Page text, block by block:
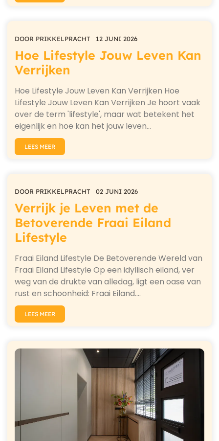
DOOR PRIKKELPRACHT 12 JUNI 2026
Hoe Lifestyle Jouw Leven Kan
Verrijken
Hoe Lifestyle Jouw Leven Kan Verrijken Hoe
Lifestyle Jouw Leven Kan Verrijken Je hoort vaak
over de term 'lifestyle', maar wat betekent het
eigenlijk en hoe kan het jouw leven…
LEES MEER
DOOR PRIKKELPRACHT 02 JUNI 2026
Verrijk je Leven met de
Betoverende Fraai Eiland
Lifestyle
Fraai Eiland Lifestyle De Betoverende Wereld van
Fraai Eiland Lifestyle Op een idyllisch eiland, ver
weg van de drukte van alledag, ligt een oase van
rust en schoonheid: Fraai Eiland.…
LEES MEER